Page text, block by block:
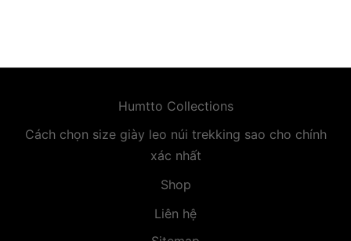
Humtto Collections
Cách chọn size giày leo núi trekking sao cho chính
xác nhất
Shop
Liên hệ